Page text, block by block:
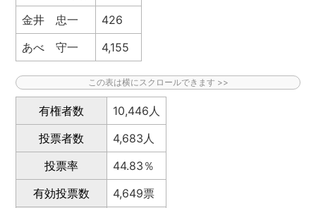
金井 忠一
426
あべ 守一
4,155
有権者数
10,446人
投票者数
4,683人
投票率
44.83％
有効投票数
4,649票